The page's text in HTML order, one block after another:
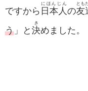
ですから 日本人
にほんじん
の友
とも
う 」と 決
き
めました。